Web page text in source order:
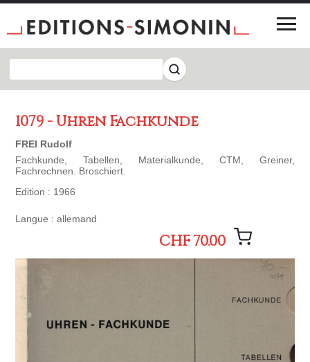
1079 - Uhren Fachkunde
FREI Rudolf
Fachkunde, Tabellen, Materialkunde, CTM, Greiner,
Fachrechnen. Broschiert.
Edition : 1966
Langue : allemand
CHF 70.00